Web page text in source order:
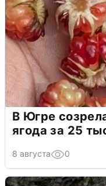
В Югре
ягода за 25
8 августа 0